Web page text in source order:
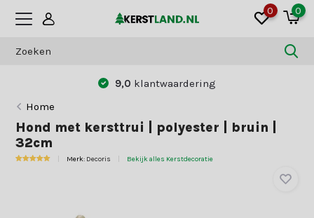
0 0
9,0 klantwaardering
Home
Hond met kersttrui | polyester | bruin |
32cm
Merk: Decoris Bekijk alles Kerstdecoratie